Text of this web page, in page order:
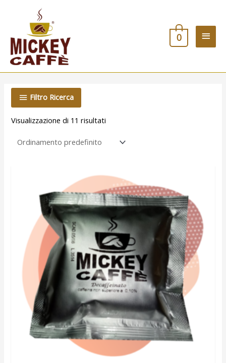
contenuto
0
Filtro Ricerca
Visualizzazione di 11 risultati